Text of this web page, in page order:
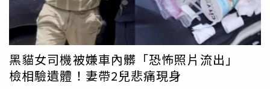
稀貴金屬回收再利用，也是全球供應鏈韌性與資源安全關鍵
戰略，鋰電池後端回收處理是當務之急，「能製造就要能回
收」王瑞瑜說。
黑貓女司機被嫌車內髒「恐怖照片流出」
檢相驗遺體！妻帶2兒悲痛現身